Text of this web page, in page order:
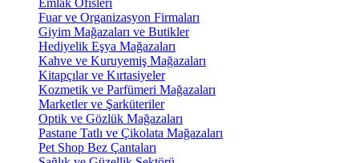
Emlak Ofisleri
Fuar ve Organizasyon Firmaları
Giyim Mağazaları ve Butikler
Hediyelik Eşya Mağazaları
Kahve ve Kuruyemiş Mağazaları
Kitapçılar ve Kırtasiyeler
Kozmetik ve Parfümeri Mağazaları
Marketler ve Şarküteriler
Optik ve Gözlük Mağazaları
Pastane Tatlı ve Çikolata Mağazaları
Pet Shop Bez Çantaları